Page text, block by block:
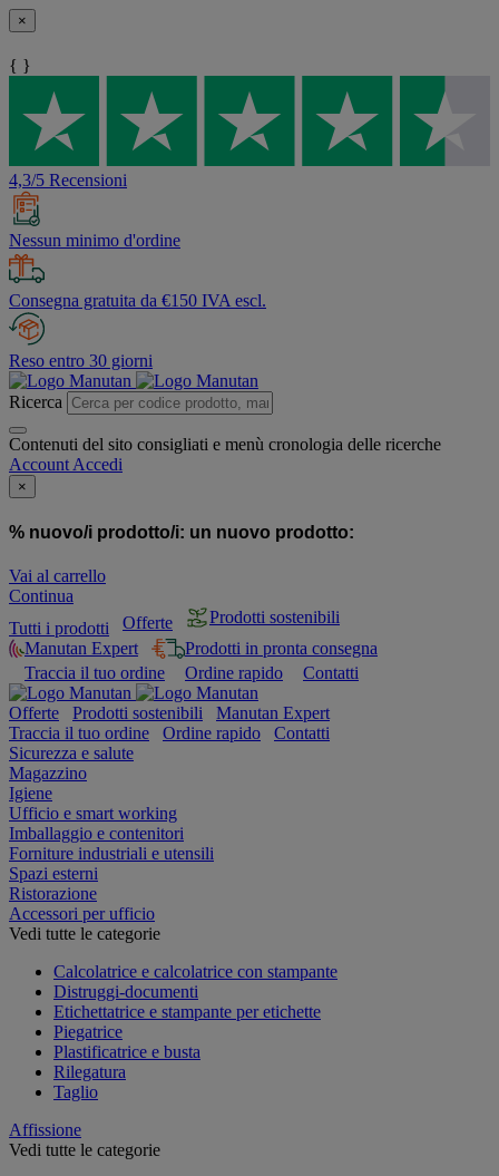
×
{ }
4,3/5 Recensioni
Nessun minimo d'ordine
Consegna gratuita da €150 IVA escl.
Reso entro 30 giorni
Ricerca
Contenuti del sito consigliati e menù cronologia delle ricerche
Account Accedi
×
% nuovo/i prodotto/i: un nuovo prodotto:
Vai al carrello
Continua
Tutti i prodotti
Offerte
Prodotti sostenibili
Manutan Expert
Prodotti in pronta consegna
Traccia il tuo ordine
Ordine rapido Contatti
Offerte Prodotti sostenibili
Manutan Expert
Traccia il tuo ordine
Ordine rapido
Contatti
Sicurezza e salute
Magazzino
Igiene
Ufficio e smart working
Imballaggio e contenitori
Forniture industriali e utensili
Spazi esterni
Ristorazione
Accessori per ufficio
Vedi tutte le categorie
Calcolatrice e calcolatrice con stampante
Distruggi-documenti
Etichettatrice e stampante per etichette
Piegatrice
Plastificatrice e busta
Rilegatura
Taglio
Affissione
Vedi tutte le categorie